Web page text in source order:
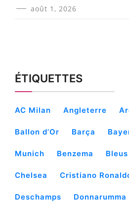
août 1, 2026
ÉTIQUETTES
AC Milan Angleterre
Ballon d’Or Barça
Munich Benzema Bleus
Chelsea Cristiano
Deschamps Donnarumma